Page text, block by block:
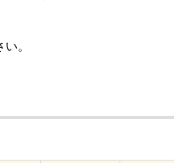
。